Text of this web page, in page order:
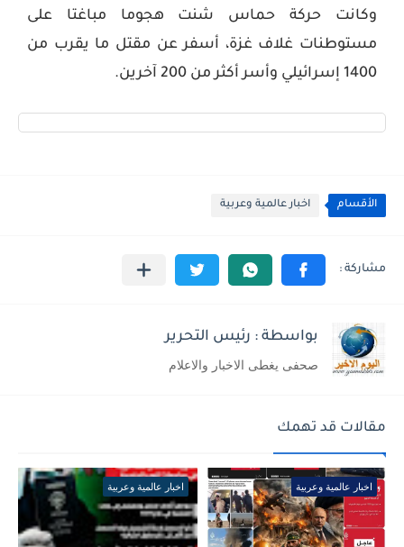
وكانت حركة حماس شنت هجوما مباغتا على
مستوطنات غلاف غزة، أسفر عن مقتل ما يقرب من
1400 إسرائيلي وأسر أكثر من 200 آخرين
.
الأقسام اخبار عالمية وعربية
بواسطة : رئيس التحرير
صحفى يغطى الاخبار والاعلام
مقالات قد تهمك
اخبار عالمية وعربية اخبار عالمية وعربية